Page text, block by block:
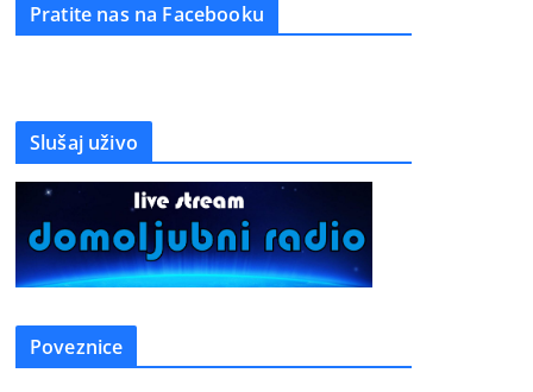
Pratite nas na Facebooku
Slušaj uživo
Poveznice